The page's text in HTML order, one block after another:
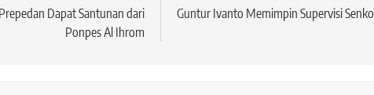
Dapat Santunan dari
Ponpes Al Ihrom
Guntur Ivanto Memimpin Supervisi